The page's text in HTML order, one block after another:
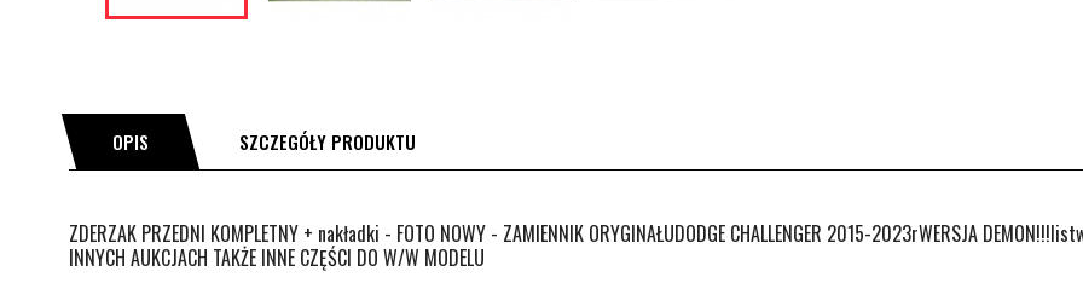
OPIS SZCZEGÓŁY PRODUKTU
ZDERZAK PRZEDNI KOMPLETNY + nakładki - FOTO NOWY - ZAMIENNIK ORYGINAŁUDODGE CHALLENGER 2015-2023rWERSJA
INNYCH AUKCJACH TAKŻE INNE CZĘŚCI DO W/W MODELU